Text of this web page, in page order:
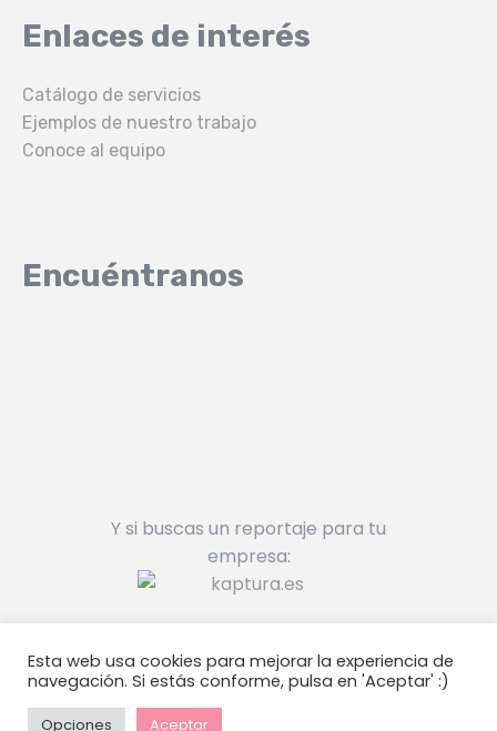
Enlaces de interés
Catálogo de servicios
Ejemplos de nuestro trabajo
Conoce al equipo
Encuéntranos
Y si buscas un reportaje para tu
empresa:
Cuéntame una boda © 2026Aviso
legal/Política de Cookies
Esta web usa cookies para mejorar la experiencia de
navegación. Si estás conforme, pulsa en 'Aceptar' :)
Opciones Aceptar